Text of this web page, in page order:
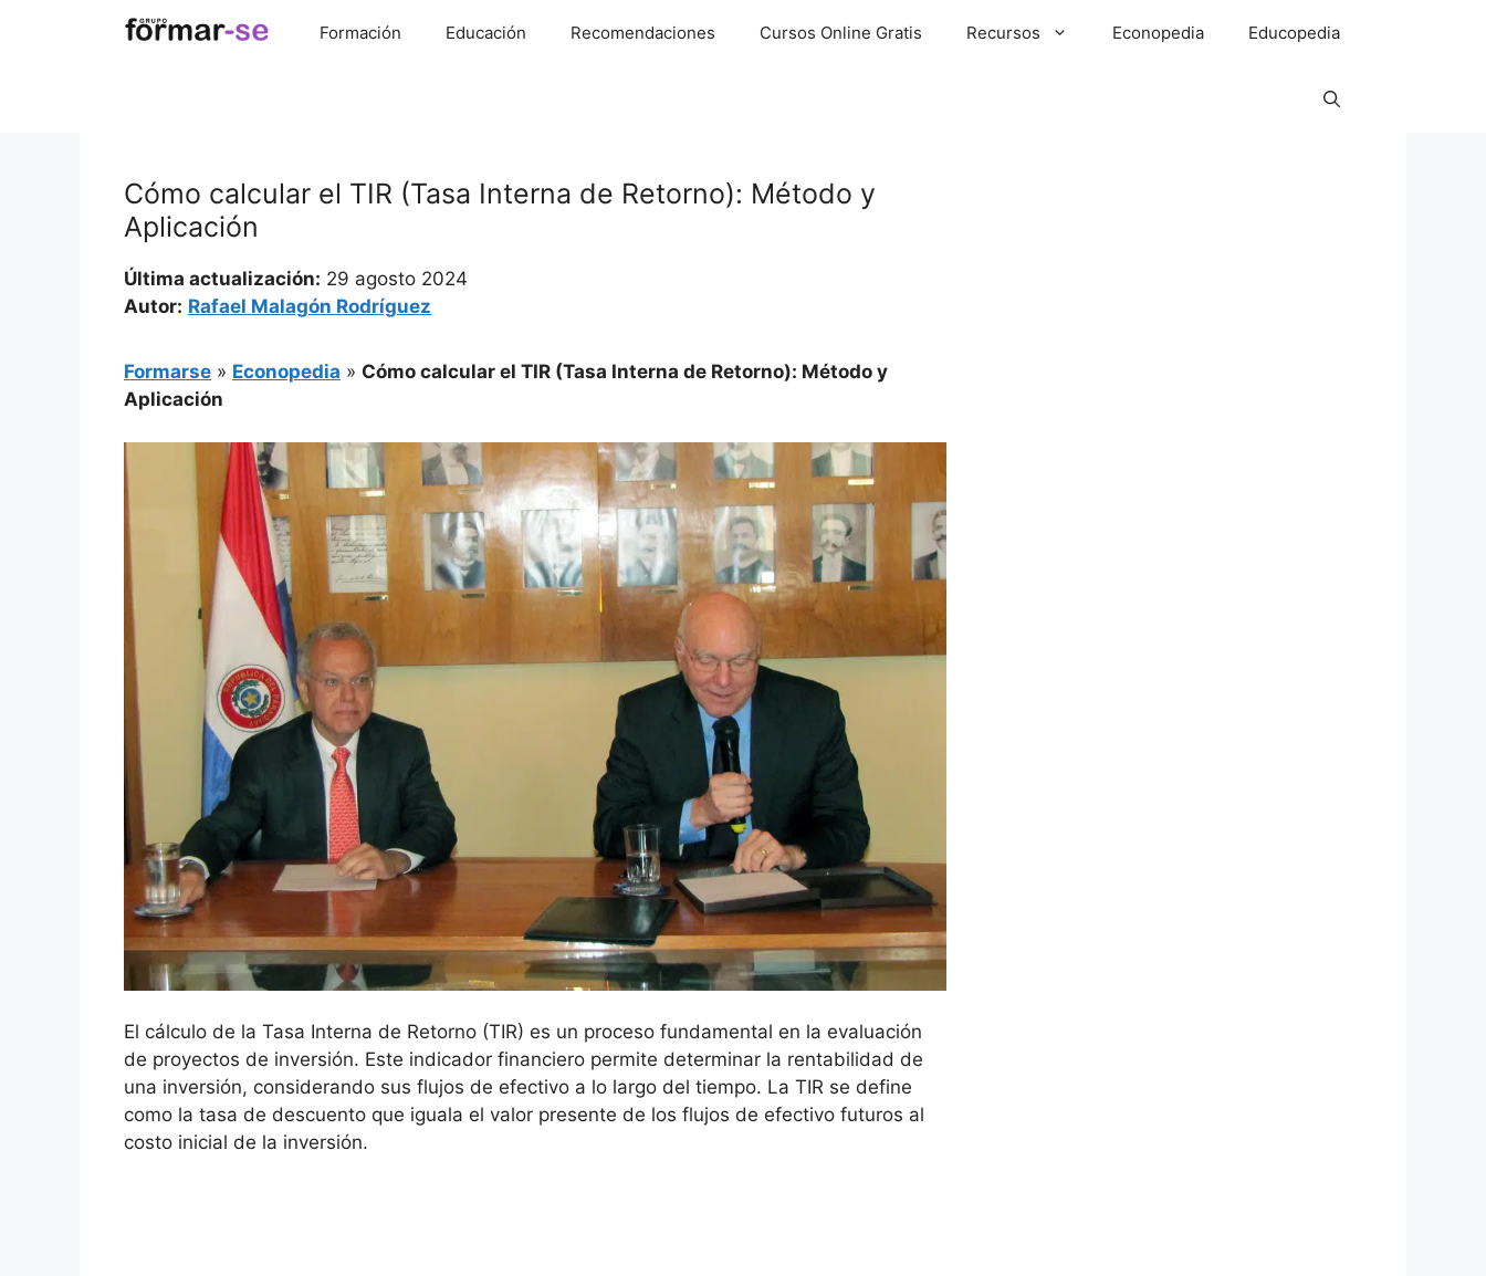
Formación Educación Recomendaciones Cursos Online Gratis Recursos Econopedia Educopedia
Cómo calcular el TIR (Tasa Interna de Retorno): Método y
Aplicación
Última actualización: 29 agosto 2024
Autor: Rafael Malagón Rodríguez
Formarse » Econopedia » Cómo calcular el TIR (Tasa Interna de Retorno): Método y
Aplicación
El cálculo de la Tasa Interna de Retorno (TIR) ⁤es un ⁢proceso fundamental en la⁤ evaluación
de​ proyectos de inversión. Este indicador financiero permite determinar la rentabilidad de
una inversión, considerando sus flujos de efectivo a ‍lo⁤ largo del tiempo. ‌La TIR se ‌define
como la tasa‌ de descuento⁣ que iguala el valor presente⁤ de⁤ los flujos de efectivo futuros‌ al
costo ⁤inicial de la⁢ inversión.